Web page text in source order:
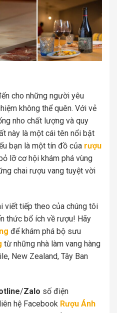
cho những người yêu
không thể quên. Với vẻ
nho chất lượng và quy
này là một cái tên nổi bật
bạn là một tín đồ của rượu
lỡ cơ hội khám phá vùng
chai rượu vang tuyệt vời
viết tiếp theo của chúng tôi
thức bổ ích về rượu! Hãy
để khám phá bộ sưu
từ những nhà làm vang hàng
New Zealand, Tây Ban
/Zalo số điện
hệ Facebook Rượu Ánh